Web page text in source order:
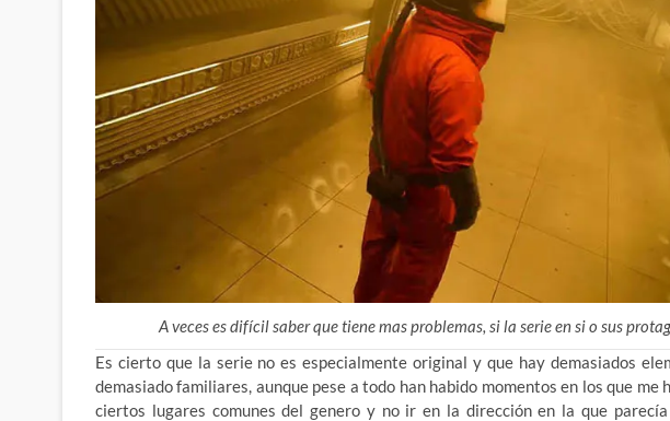
A veces es difícil saber que tiene mas problemas, si la serie en si o sus
Es cierto que la serie no es especialmente original y que hay demasiados
demasiado familiares, aunque pese a todo han habido momentos en los que
ciertos lugares comunes del genero y no ir en la dirección en la que